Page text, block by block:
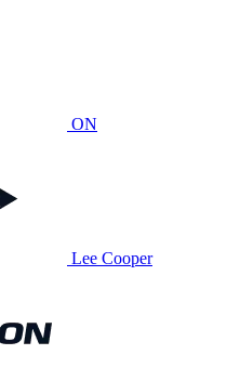
ON
Lee Cooper